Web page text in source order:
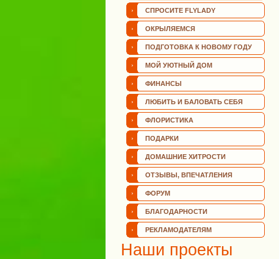
СПРОСИТЕ FLYLADY
ОКРЫЛЯЕМСЯ
ПОДГОТОВКА К НОВОМУ ГОДУ
МОЙ УЮТНЫЙ ДОМ
ФИНАНСЫ
ЛЮБИТЬ И БАЛОВАТЬ СЕБЯ
ФЛОРИСТИКА
ПОДАРКИ
ДОМАШНИЕ ХИТРОСТИ
ОТЗЫВЫ, ВПЕЧАТЛЕНИЯ
ФОРУМ
БЛАГОДАРНОСТИ
РЕКЛАМОДАТЕЛЯМ
Наши проекты